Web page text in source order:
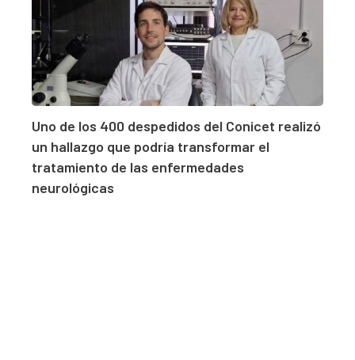
Uno de los 400 despedidos del Conicet realizó
un hallazgo que podría transformar el
tratamiento de las enfermedades
neurológicas